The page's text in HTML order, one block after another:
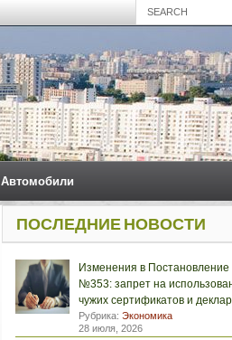
Автомобили
ПОСЛЕДНИЕ НОВОСТИ
Изменения в Постановление
№353: запрет на
чужих сертификатов и
Рубрика: Экономика
28 июля, 2026